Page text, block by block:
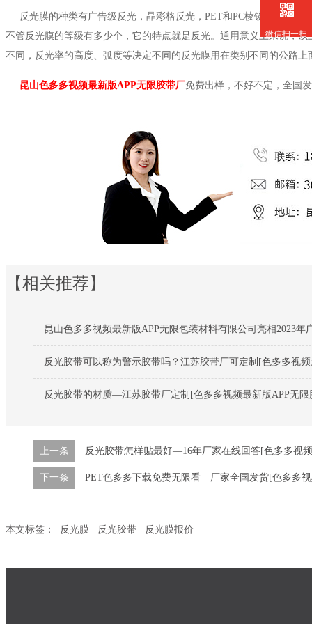
反光膜的种类有广告级反光，晶彩格反光， PET和PC棱镜反光膜，
不管反光膜的等级有多少个，它的特点就是反光。通用意义上来说，
不同，反光率的高度、弧度等决定不同的反光膜用在类别不同的公路上
昆山色多多视频最新版APP无限胶带厂免费出样，不好不定，全国
【相关推荐】
昆山色多多视频最新版APP无限包装材料有限公司亮相2023年
反光胶带可以称为警示胶带吗？江苏胶带厂可定制[色多多视
反光胶带的材质—江苏胶带厂定制[色多多视频最新版APP无限
上一条 反光胶带怎样贴最好—16年厂家在线回答[色多多视
下一条 PET色多多下载免费无限看—厂家全国发货[色多多
本文标签： 反光膜 反光胶带 反光膜报价
微信扫一扫